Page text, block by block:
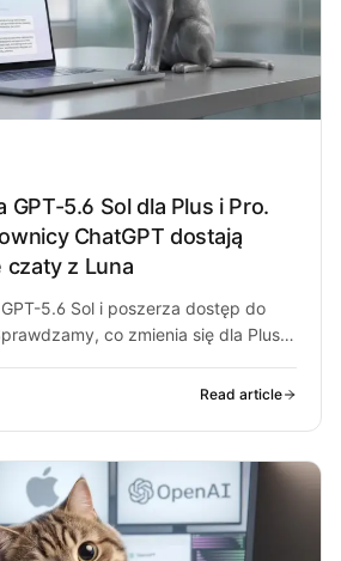
GPT-5.6 Sol dla Plus i Pro.
ChatGPT dostają
czaty z Luna
5.6 Sol i poszerza dostęp do
co zmienia się dla Plus,
Read article